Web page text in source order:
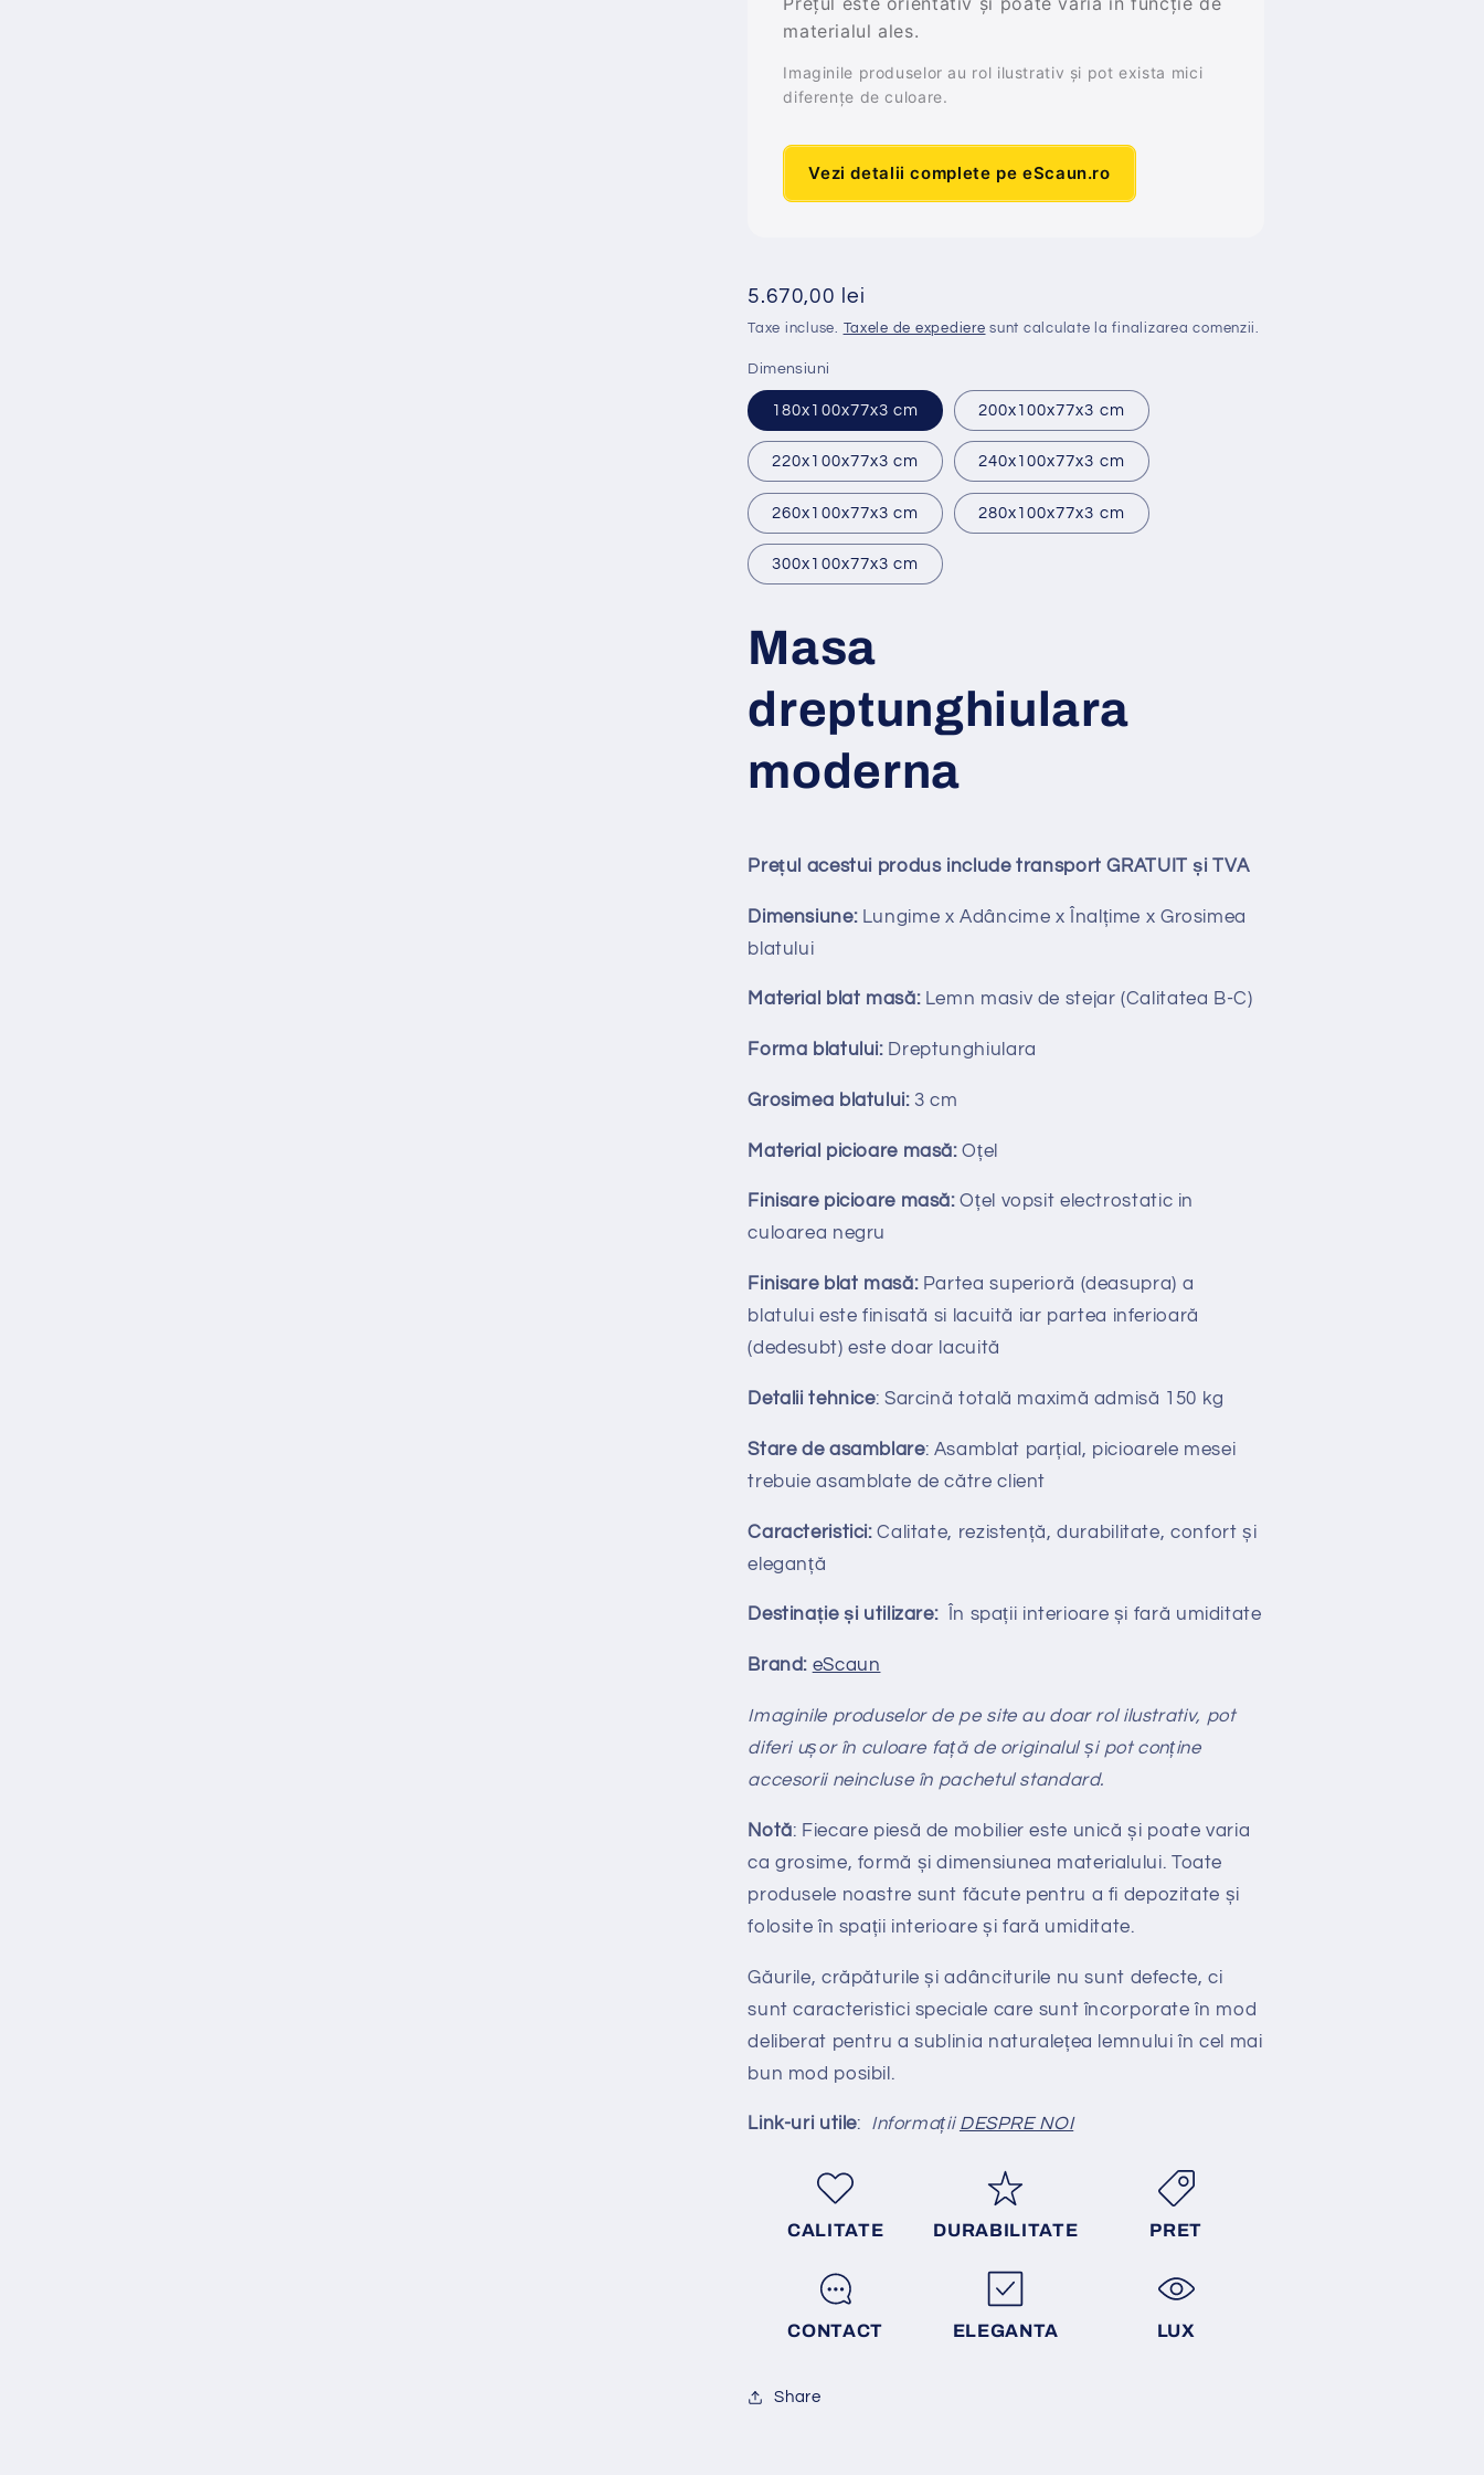
materialul ales.
Imaginile produselor au rol ilustrativ și pot exista mici
diferențe de culoare.
Vezi detalii complete pe eScaun.ro
Preț
obișnuit
5.670,00 lei
Taxe incluse. Taxele de expediere sunt calculate la finalizarea comenzii.
Dimensiuni
180x100x77x3 cm 200x100x77x3 cm
220x100x77x3 cm 240x100x77x3 cm
260x100x77x3 cm 280x100x77x3 cm
300x100x77x3 cm
Masa
dreptunghiulara
moderna
Prețul acestui produs include transport GRATUIT și TVA
Dimensiune: Lungime x Adâncime x Înalțime x Grosimea
blatului
Material blat masă:Lemn masiv de stejar(Calitatea B-C)
Forma blatului:Dreptunghiulara
Grosimea blatului:3 cm
Material picioare masă:Oțel
Finisare picioare masă:Oțel vopsit electrostatic in
culoarea negru
Finisare blat masă:Partea superioră (deasupra) a
blatului este finisată si lacuită iar partea inferioară
(dedesubt) este doar lacuită
Detalii tehnice: Sarcină totală maximă admisă 150 kg
Stare de asamblare: Asamblat parțial, picioarele mesei
trebuie asamblate de către client
Caracteristici:Calitate, rezistență, durabilitate, confort și
eleganță
Destinație și utilizare:În spații interioare și fară umiditate
Brand: eScaun
Imaginile produselor de pe site au doar rol ilustrativ, pot
diferi ușor în culoare față de originalul și pot conține
accesorii neincluse în pachetul standard.
Notă: Fiecare piesă de mobilier este unică și poate varia
ca grosime, formă și dimensiunea materialului. Toate
produsele noastre sunt făcute pentru a fi depozitate și
folosite în spații interioare și fară umiditate.
Găurile, crăpăturile și adânciturile nu sunt defecte, ci
sunt caracteristici speciale care sunt încorporate în mod
deliberat pentru a sublinia naturalețea lemnului în cel mai
bun mod posibil.
Link-uri utile: Informații DESPRE NOI
CALITATE DURABILITATE PRET
CONTACT ELEGANTA LUX
Share